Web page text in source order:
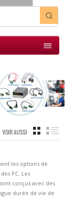
VOIR AUSSI GRILLE
les options de
PC. Les
sont conçus avec des
durée de vie de